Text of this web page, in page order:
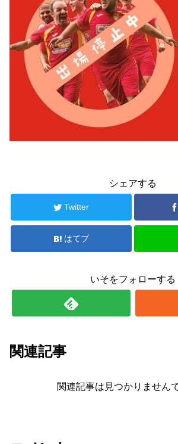
シェアする
Twitter
はてブ
いそをフォローする
関連記事
関連記事は見つかりません